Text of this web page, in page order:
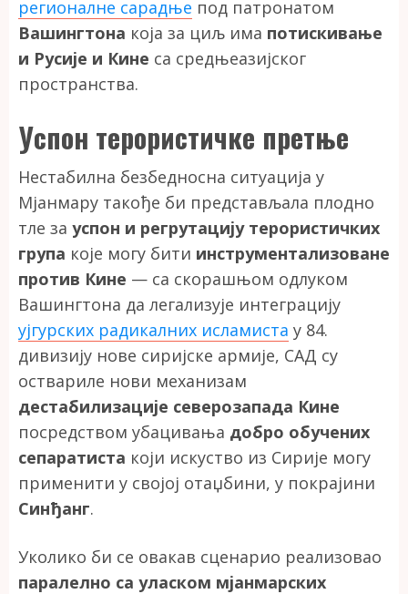
регионалне сарадње под патронатом
Вашингтона која за циљ има потискивање
и Русије и Кине са средњеазијског
пространства.
Успон терористичке претње
Нестабилна безбедносна ситуација у
Мјанмару такође би представљала плодно
тле за успон и регрутацију терористичких
група које могу бити инструментализоване
против Кине — са скорашњом одлуком
Вашингтона да легализује интеграцију
ујгурских радикалних исламиста у 84.
дивизију нове сиријске армије, САД су
оствариле нови механизам
дестабилизације северозапада Кине
посредством убацивања добро обучених
сепаратиста који искуство из Сирије могу
применити у својој отаџбини, у покрајини
Синђанг.
Уколико би се овакав сценарио реализовао
паралелно са уласком мјанмарских